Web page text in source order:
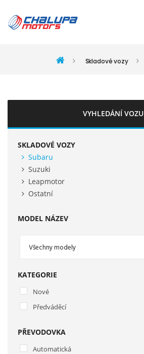
Skladové vozy
VYHLEDÁNÍ VOZU
SKLADOVÉ VOZY
Subaru
Suzuki
Leapmotor
Ostatní
MODEL NÁZEV
KATEGORIE
Nové
Předváděcí
PŘEVODOVKA
Automatická